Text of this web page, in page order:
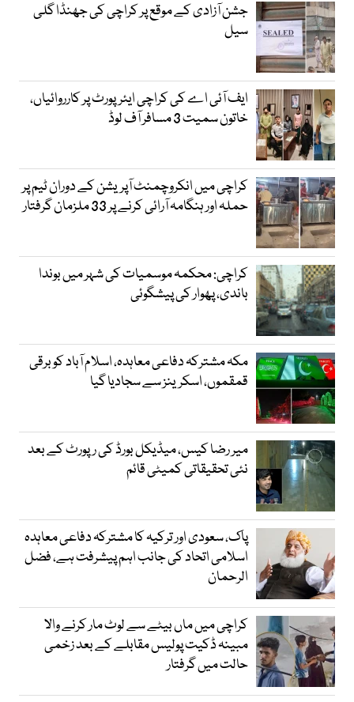
جشن آزادی کے موقع پر کراچی کی جھنڈا گلی
سیل
ایف آئی اے کی کراچی ایئرپورٹ پر کارروائیاں،
خاتون سمیت 3 مسافر آف لوڈ
کراچی میں انکروچمنٹ آپریشن کے دوران ٹیم پر
حملہ اور ہنگامہ آرائی کرنے پر 33 ملزمان گرفتار
کراچی: محکمہ موسمیات کی شہر میں بوندا
باندی، پھوار کی پیشگوئی
مکہ مشترکہ دفاعی معاہدہ، اسلام آباد کو برقی
قمقموں، اسکرینز سے سجادیا گیا
میر رضا کیس، میڈیکل بورڈ کی رپورٹ کے بعد
نئی تحقیقاتی کمیٹی قائم
پاک، سعودی اور ترکیہ کا مشترکہ دفاعی معاہدہ
اسلامی اتحاد کی جانب اہم پیشرفت ہے، فضل
الرحمان
کراچی میں ماں بیٹے سے لوٹ مار کرنے والا
مبینہ ڈکیت پولیس مقابلے کے بعد زخمی
حالت میں گرفتار